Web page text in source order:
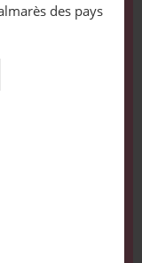
des pays